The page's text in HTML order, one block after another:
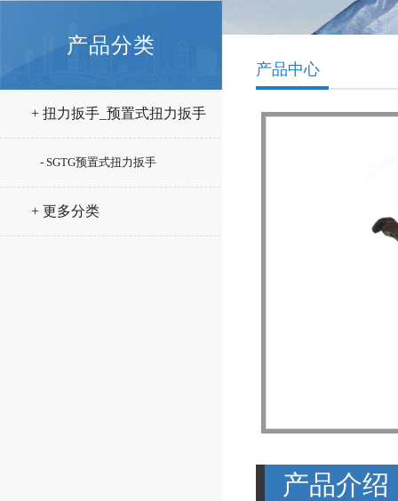
产品分类
+ 扭力扳手_预置式扭力扳手
- SGTG预置式扭力扳手
+ 更多分类
产品中心
产品介绍